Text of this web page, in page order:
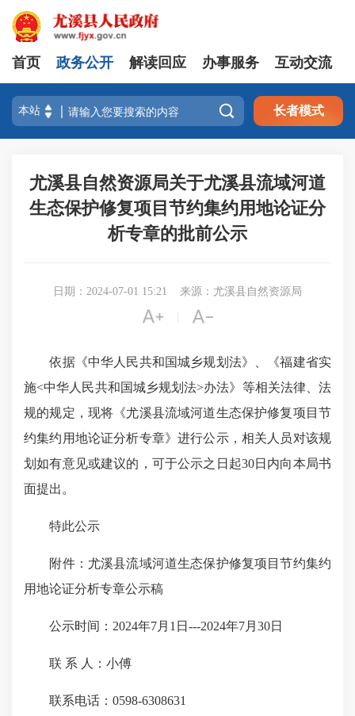
首页 政务公开 解读回应 办事服务 互动交流
 长者模式
尤溪县自然资源局关于尤溪县流域河道
生态保护修复项目节约集约用地论证分
析专章的批前公示
日期：2024-07-01 15:21 来源：尤溪县自然资源局
 
依据《中华人民共和国城乡规划法》、《福建省实
施<中华人民共和国城乡规划法>办法》等相关法律、法
规的规定，现将《尤溪县流域河道生态保护修复项目节
约集约用地论证分析专章》进行公示，相关人员对该规
划如有意见或建议的，可于公示之日起30日内向本局书
面提出。
特此公示
附件：尤溪县流域河道生态保护修复项目节约集约
用地论证分析专章公示稿
公示时间：2024年7月1日---2024年7月30日
联 系 人：小傅
联系电话：0598-6308631